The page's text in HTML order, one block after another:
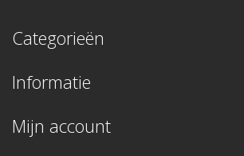
Categorieën
Informatie
Mijn account